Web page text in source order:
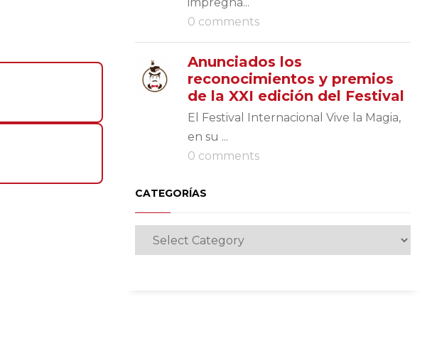
0 comments
Anunciados los
reconocimientos y premios
de la XXI edición del Festival
El Festival Internacional Vive la Magia,
en su ...
0 comments
CATEGORÍAS